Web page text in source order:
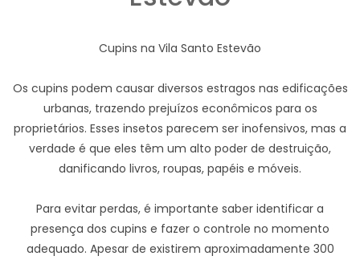
Cupins na Vila Santo Estevão
Os cupins podem causar diversos estragos nas edificações
urbanas, trazendo prejuízos econômicos para os
proprietários. Esses insetos parecem ser inofensivos, mas a
verdade é que eles têm um alto poder de destruição,
danificando livros, roupas, papéis e móveis.
Para evitar perdas, é importante saber identificar a
presença dos cupins e fazer o controle no momento
adequado. Apesar de existirem aproximadamente 300